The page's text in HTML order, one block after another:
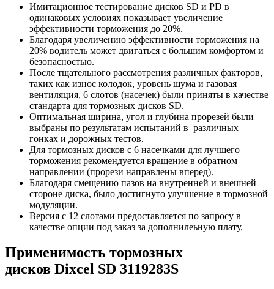
Имитационное тестирование дисков SD и PD в
одинаковых условиях показывает увеличение
эффективности торможения до 20%.
Благодаря увеличению эффективности торможения на
20% водитель может двигаться с большим комфортом и
безопасностью.
После тщательного рассмотрения различных факторов,
таких как износ колодок, уровень шума и газовая
вентиляция, 6 слотов (насечек) были приняты в качестве
стандарта для тормозных дисков SD.
Оптимальная ширина, угол и глубина прорезей были
выбраны по результатам испытаний в различных
гонках и дорожных тестов.
Для тормозных дисков с 6 насечками для лучшего
торможения рекомендуется вращение в обратном
направлении (прорези направлены вперед).
Благодаря смещению пазов на внутренней и внешней
стороне диска, было достигнуто улучшение в тормозной
модуляции.
Версия с 12 слотами предоставляется по запросу в
качестве опции под заказ за дополнилеьную плату.
Применимость тормозных
дисков Dixcel SD 3119283S